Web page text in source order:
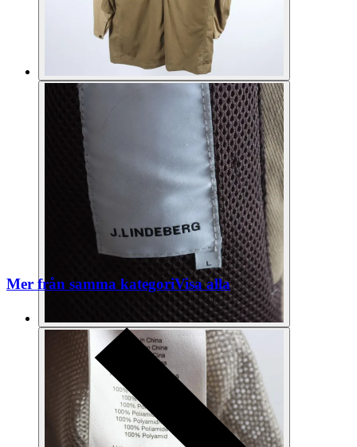
Mer från samma kategoriVisa alla